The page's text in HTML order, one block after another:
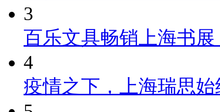
3
百乐文具畅销上海书
4
疫情之下，上海瑞思